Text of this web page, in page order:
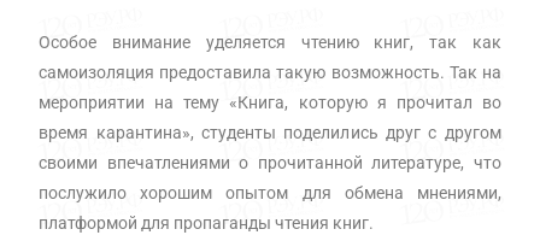
Особое внимание уделяется чтению книг, так как
самоизоляция предоставила такую возможность. Так на
мероприятии на тему «Книга, которую я прочитал во
время карантина», студенты поделились друг с другом
своими впечатлениями о прочитанной литературе, что
послужило хорошим опытом для обмена мнениями,
платформой для пропаганды чтения книг.